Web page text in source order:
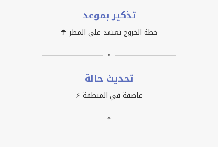
تذكير بموعد
خطة الخروج تعتمد على المطر ☂
✧
تحديث حالة
عاصفة في المنطقة ⚡
✧